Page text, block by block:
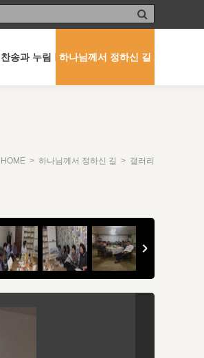
찬송과 누림 하나님께서 정하신 길
HOME > 하나님께서 정하신 길 > 갤러리